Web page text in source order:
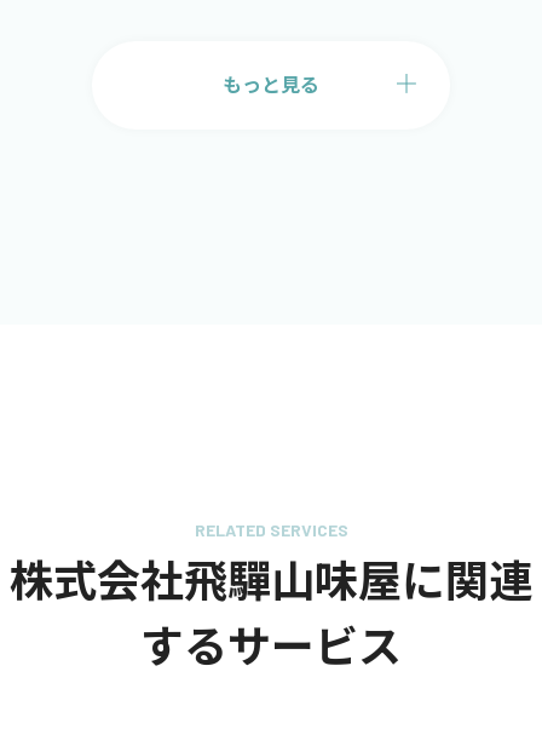
もっと見る
RELATED SERVICES
株式会社飛驒山味屋に関連
するサービス